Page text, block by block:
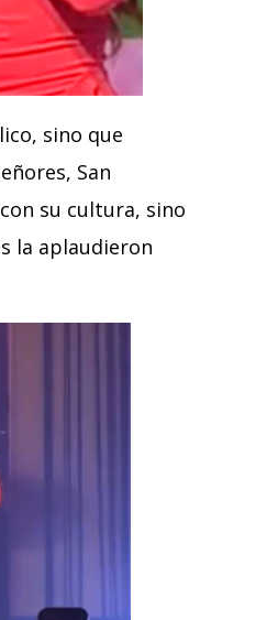
sino que
San
su cultura, sino
la aplaudieron